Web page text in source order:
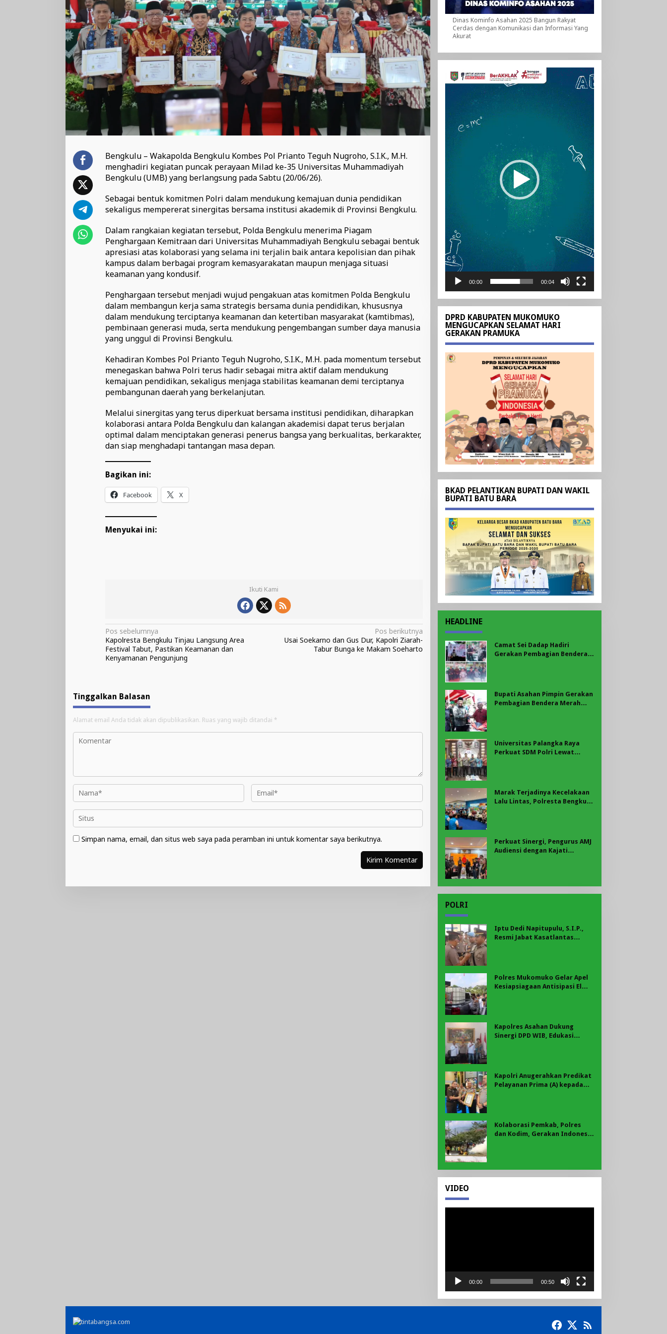
Bengkulu – Wakapolda Bengkulu Kombes Pol Prianto Teguh Nugroho, S.I.K., M.H.
menghadiri kegiatan puncak perayaan Milad ke-35 Universitas Muhammadiyah
Bengkulu (UMB) yang berlangsung pada Sabtu (20/06/26).
Sebagai bentuk komitmen Polri dalam mendukung kemajuan dunia pendidikan
sekaligus mempererat sinergitas bersama institusi akademik di Provinsi Bengkulu.
Dalam rangkaian kegiatan tersebut, Polda Bengkulu menerima Piagam
Penghargaan Kemitraan dari Universitas Muhammadiyah Bengkulu sebagai bentuk
apresiasi atas kolaborasi yang selama ini terjalin baik antara kepolisian dan pihak
kampus dalam berbagai program kemasyarakatan maupun menjaga situasi
keamanan yang kondusif.
Penghargaan tersebut menjadi wujud pengakuan atas komitmen Polda Bengkulu
dalam membangun kerja sama strategis bersama dunia pendidikan, khususnya
dalam mendukung terciptanya keamanan dan ketertiban masyarakat (kamtibmas),
pembinaan generasi muda, serta mendukung pengembangan sumber daya manusia
yang unggul di Provinsi Bengkulu.
Kehadiran Kombes Pol Prianto Teguh Nugroho, S.I.K., M.H. pada momentum tersebut
menegaskan bahwa Polri terus hadir sebagai mitra aktif dalam mendukung
kemajuan pendidikan, sekaligus menjaga stabilitas keamanan demi terciptanya
pembangunan daerah yang berkelanjutan.
Melalui sinergitas yang terus diperkuat bersama institusi pendidikan, diharapkan
kolaborasi antara Polda Bengkulu dan kalangan akademisi dapat terus berjalan
optimal dalam menciptakan generasi penerus bangsa yang berkualitas, berkarakter,
dan siap menghadapi tantangan masa depan.
Bagikan ini:
Facebook X
Menyukai ini:
Ikuti Kami
Navigasi
pos
Pos sebelumnya
Kapolresta Bengkulu Tinjau Langsung Area
Festival Tabut, Pastikan Keamanan dan
Kenyamanan Pengunjung
Pos berikutnya
Usai Soekarno dan Gus Dur, Kapolri Ziarah-
Tabur Bunga ke Makam Soeharto
Tinggalkan Balasan
Alamat email Anda tidak akan dipublikasikan. Ruas yang wajib ditandai *
Simpan nama, email, dan situs web saya pada peramban ini untuk komentar saya berikutnya.
Dinas Kominfo Asahan 2025 Bangun Rakyat
Cerdas dengan Komunikasi dan Informasi Yang
Akurat
Pemutar
Video
00:00 00:04
DPRD KABUPATEN MUKOMUKO
MENGUCAPKAN SELAMAT HARI
GERAKAN PRAMUKA
BKAD PELANTIKAN BUPATI DAN WAKIL
BUPATI BATU BARA
HEADLINE
Camat Sei Dadap Hadiri
Gerakan Pembagian Bendera
Bupati Asahan Pimpin Gerakan
Pembagian Bendera Merah
Universitas Palangka Raya
Perkuat SDM Polri Lewat
Marak Terjadinya Kecelakaan
Lalu Lintas, Polresta Bengkulu
Perkuat Sinergi, Pengurus AMJ
Audiensi dengan Kajati
POLRI
Iptu Dedi Napitupulu, S.I.P.,
Resmi Jabat Kasatlantas
Polres Mukomuko Gelar Apel
Kesiapsiagaan Antisipasi El
Kapolres Asahan Dukung
Sinergi DPD WIB, Edukasi
Kapolri Anugerahkan Predikat
Pelayanan Prima (A) kepada
Kolaborasi Pemkab, Polres
dan Kodim, Gerakan Indonesia
VIDEO
00:00 00:50